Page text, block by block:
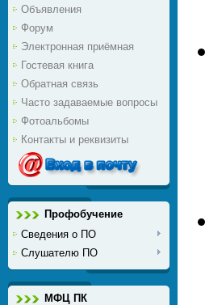
Объявления
Форум
Электронная приёмная
Гостевая книга
Обратная связь
Часто задаваемые вопросы
Фотоальбомы
Контакты и реквизиты
Профобучение
Сведения о ПО
Слушателю ПО
МФЦ ПК